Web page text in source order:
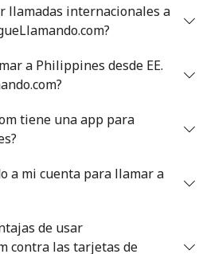
71 min por ⁦€10⁩
112 min por ⁦€10⁩
⁦€10⁩
⁦€10⁩
llamadas internacionales a
a Philippines desde EE.
tiene una app para
a mi cuenta para llamar a
de usar
contra las tarjetas de